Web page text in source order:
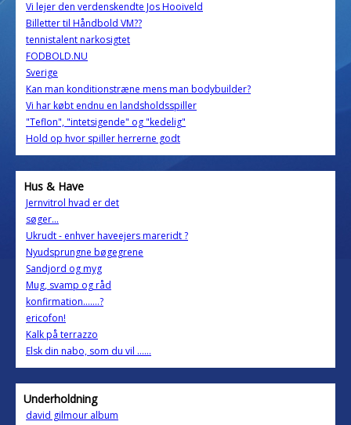
Vi lejer den verdenskendte Jos Hooiveld
Billetter til Håndbold VM??
tennistalent narkosigtet
FODBOLD.NU
Sverige
Kan man konditionstræne mens man bodybuilder?
Vi har købt endnu en landsholdsspiller
"Teflon", "intetsigende" og "kedelig"
Hold op hvor spiller herrerne godt
Hus & Have
Jernvitrol hvad er det
søger...
Ukrudt - enhver haveejers mareridt ?
Nyudsprungne bøgegrene
Sandjord og myg
Mug, svamp og råd
konfirmation.......?
ericofon!
Kalk på terrazzo
Elsk din nabo, som du vil ......
Underholdning
david gilmour album